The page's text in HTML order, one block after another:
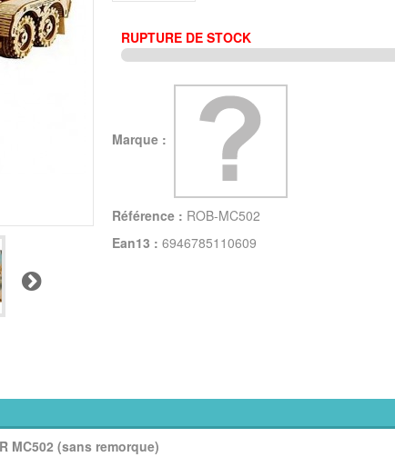
Suivant
RUPTURE DE STOCK
Marque :
Référence : ROB-MC502
Ean13 : 6946785110609
MC502 (sans remorque)